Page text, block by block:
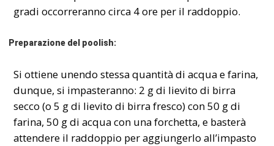
gradi occorreranno circa 4 ore per il raddoppio.
Preparazione del poolish:
Si ottiene unendo stessa quantità di acqua e farina,
dunque, si impasteranno: 2 g di lievito di birra
secco (o 5 g di lievito di birra fresco) con 50 g di
farina, 50 g di acqua con una forchetta, e basterà
attendere il raddoppio per aggiungerlo all’impasto